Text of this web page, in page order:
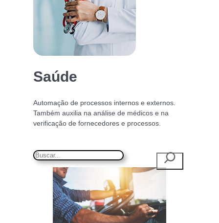
Saúde
Automação de processos internos e externos.
Também auxilia na análise de médicos e na
verificação de fornecedores e processos.